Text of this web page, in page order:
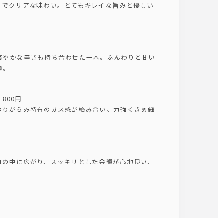
クリアな味わい。とてもキレイな旨みと優しい
かな辛さも持ち合わせた一本。ふんわりと甘い
円
がらみ特有のガス感が絡み合い、力強くきめ細
中に広がり、スッキリとした余韻が心地良い、